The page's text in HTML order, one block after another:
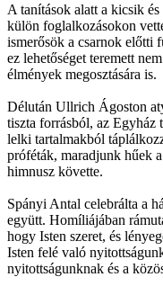
A tanítások alatt a kicsik
külön foglalkozásokon
ismerősök a csarnok előtti
ez lehetőséget teremett
élmények megosztására is.
Délután Ullrich Ágoston
tiszta forrásból, az Egyház
lelki tartalmakból
próféták, maradjunk hűek
himnusz követte.
Spányi Antal celebrálta a
együtt. Homíliájában
hogy Isten szeret, és
Isten felé való
nyitottságunknak és a